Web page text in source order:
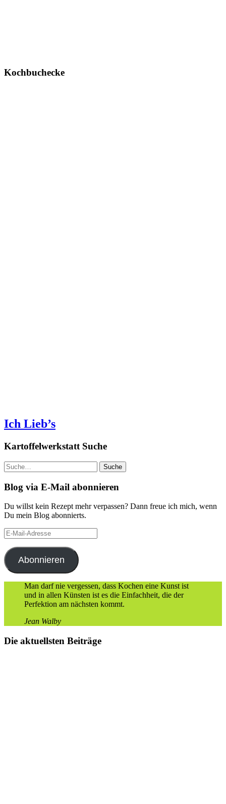
Kochbuchecke
Ich Lieb’s
Kartoffelwerkstatt Suche
Suche
Blog via E-Mail abonnieren
Du willst kein Rezept mehr verpassen? Dann freue ich mich, wenn
Du mein Blog abonnierts.
E-
Mail-
Adresse
Abonnieren
Man darf nie vergessen, dass Kochen eine Kunst ist
und in allen Künsten ist es die Einfachheit, die der
Perfektion am nächsten kommt.
Jean Walby
Die aktuellsten Beiträge